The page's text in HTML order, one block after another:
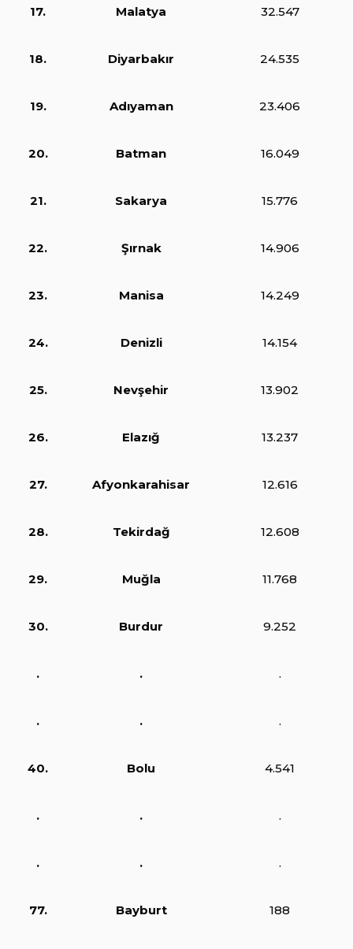
17. Malatya 32.547
18. Diyarbakır 24.535
19. Adıyaman 23.406
20. Batman 16.049
21. Sakarya 15.776
22. Şırnak 14.906
23. Manisa 14.249
24. Denizli 14.154
25. Nevşehir 13.902
26. Elazığ 13.237
27. Afyonkarahisar 12.616
28. Tekirdağ 12.608
29. Muğla 11.768
30. Burdur 9.252
. . .
. . .
40. Bolu 4.541
. . .
. . .
77. Bayburt 188